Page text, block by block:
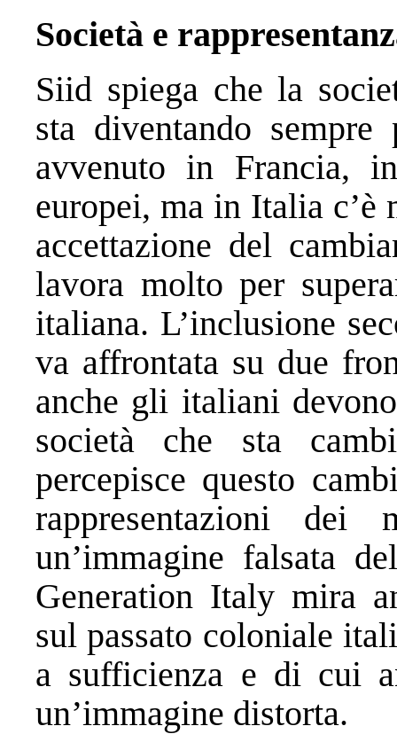
Società e
Siid spiega che la
sta diventando
avvenuto in Francia,
europei, ma in Italia c’è
accettazione del
lavora molto per
italiana. L’inclusione
va affrontata su due
anche gli italiani
società che sta
percepisce questo
rappresentazioni dei
un’immagine falsata
Generation Italy mira
sul passato coloniale
a sufficienza e di cui
un’immagine distorta.